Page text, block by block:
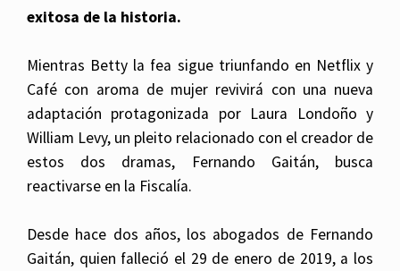
exitosa de la historia.
Mientras Betty la fea sigue triunfando en Netflix y
Café con aroma de mujer revivirá con una nueva
adaptación protagonizada por Laura Londoño y
William Levy, un pleito relacionado con el creador de
estos dos dramas, Fernando Gaitán, busca
reactivarse en la Fiscalía.
Desde hace dos años, los abogados de Fernando
Gaitán, quien falleció el 29 de enero de 2019, a los